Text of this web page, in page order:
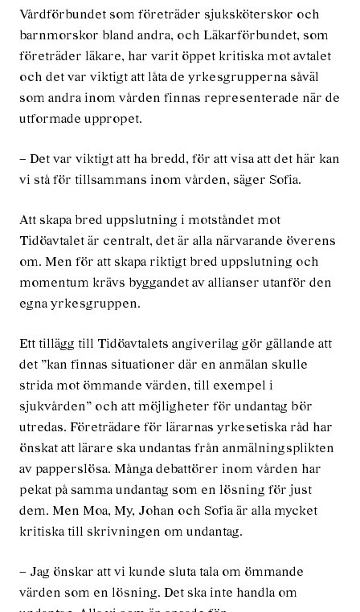
Vårdförbundet som företräder sjuksköterskor och
barnmorskor bland andra, och Läkarförbundet, som
företräder läkare, har varit öppet kritiska mot avtalet
och det var viktigt att låta de yrkesgrupperna såväl
som andra inom vården finnas representerade när de
utformade uppropet.
– Det var viktigt att ha bredd, för att visa att det här kan
vi stå för tillsammans inom vården, säger Sofia.
Att skapa bred uppslutning i motståndet mot
Tidöavtalet är centralt, det är alla närvarande överens
om. Men för att skapa riktigt bred uppslutning och
momentum krävs byggandet av allianser utanför den
egna yrkesgruppen.
Ett tillägg till Tidöavtalets angiverilag gör gällande att
det ”kan finnas situationer där en anmälan skulle
strida mot ömmande värden, till exempel i
sjukvården” och att möjligheter för undantag bör
utredas. Företrädare för lärarnas yrkesetiska råd har
önskat att lärare ska undantas från anmälningsplikten
av papperslösa. Många debattörer inom vården har
pekat på samma undantag som en lösning för just
dem. Men Moa, My, Johan och Sofia är alla mycket
kritiska till skrivningen om undantag.
– Jag önskar att vi kunde sluta tala om ömmande
värden som en lösning. Det ska inte handla om